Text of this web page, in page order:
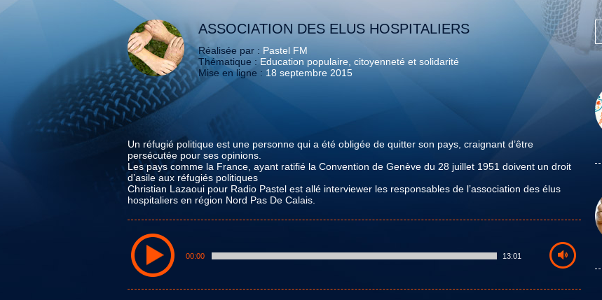
ASSOCIATION DES ELUS HOSPITALIERS
Réalisée par : Pastel FM
Thématique : Education populaire, citoyenneté et solidarité
Mise en ligne : 18 septembre 2015
Un réfugié politique est une personne qui a été obligée de quitter son pays, craignant d’être
persécutée pour ses opinions.
Les pays comme la France, ayant ratifié la Convention de Genève du 28 juillet 1951 doivent un droit
d’asile aux réfugiés politiques
Christian Lazaoui pour Radio Pastel est allé interviewer les responsables de l’association des élus
hospitaliers en région Nord Pas De Calais.
00:00 13:01